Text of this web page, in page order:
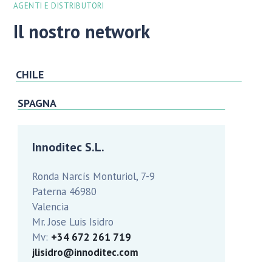
AGENTI E DISTRIBUTORI
Il nostro network
CHILE
SPAGNA
Innoditec S.L.
Ronda Narcís Monturiol, 7-9
Paterna 46980
Valencia
Mr. Jose Luis Isidro
Mv: +34 672 261 719
jlisidro@innoditec.com